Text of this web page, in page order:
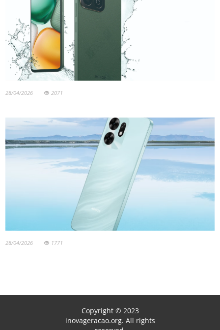
28/04/2026 2071
28/04/2026 1771
Copyright © 2023
inovageracao.org. All rights